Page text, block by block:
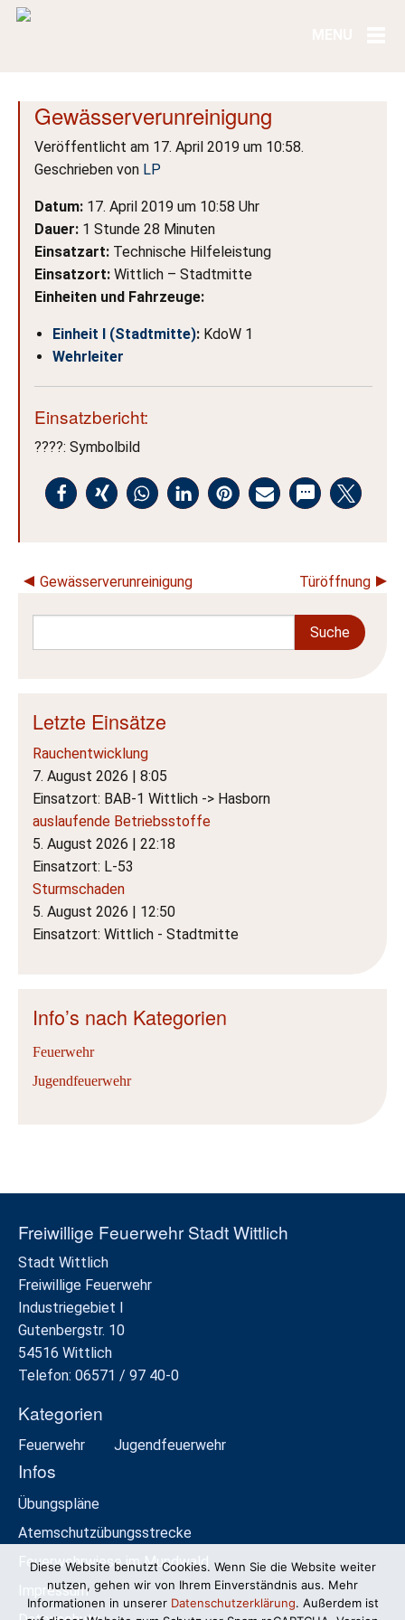
Gewässerverunreinigung
Veröffentlicht am 17. April 2019 um 10:58.
Geschrieben von LP
Datum: 17. April 2019 um 10:58 Uhr
Dauer: 1 Stunde 28 Minuten
Einsatzart: Technische Hilfeleistung
Einsatzort: Wittlich – Stadtmitte
Einheiten und Fahrzeuge:
Einheit I (Stadtmitte): KdoW 1
Wehrleiter
Einsatzbericht:
????: Symbolbild
Gewässerverunreinigung Türöffnung
Letzte Einsätze
Rauchentwicklung
7. August 2026 | 8:05
Einsatzort: BAB-1 Wittlich -> Hasborn
auslaufende Betriebsstoffe
5. August 2026 | 22:18
Einsatzort: L-53
Sturmschaden
5. August 2026 | 12:50
Einsatzort: Wittlich - Stadtmitte
Info’s nach Kategorien
Feuerwehr
Jugendfeuerwehr
Freiwillige Feuerwehr Stadt Wittlich
Stadt Wittlich
Freiwillige Feuerwehr
Industriegebiet I
Gutenbergstr. 10
54516 Wittlich
Telefon: 06571 / 97 40-0
Kategorien
Feuerwehr Jugendfeuerwehr
Infos
Übungspläne
Atemschutzübungsstrecke
Feuerwehrwiese im Mundwald
Impressum
Diese Website benutzt Cookies. Wenn Sie die Website weiter
nutzen, gehen wir von Ihrem Einverständnis aus. Mehr
Informationen in unserer Datenschutzerklärung. Außerdem ist